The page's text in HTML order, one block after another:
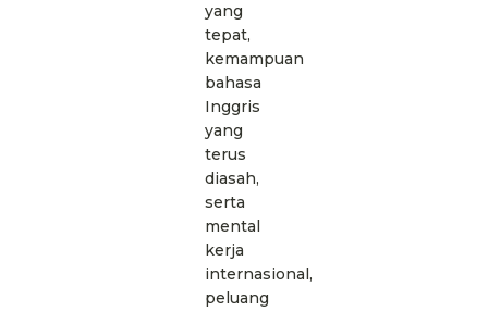
yang
tepat,
kemampuan
bahasa
Inggris
yang
terus
diasah,
serta
mental
kerja
internasional,
peluang